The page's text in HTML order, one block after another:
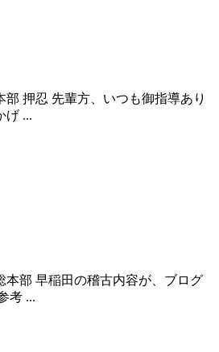
押忍 先輩方、いつも御指導あり
げ ...
本部 早稲田の稽古内容が、ブログ
考 ...